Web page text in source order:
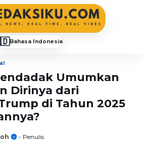
Bahasa Indonesia
Umumkan
Dirinya dari
di Tahun 2025
- Penulis